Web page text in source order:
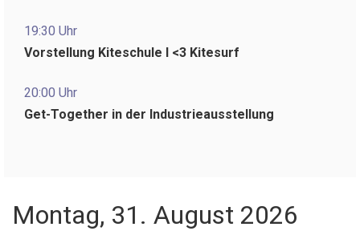
19:30 Uhr
Vorstellung Kiteschule I <3 Kitesurf
20:00 Uhr
Get-Together in der Industrieausstellung
Montag, 31. August 2026